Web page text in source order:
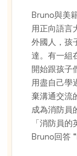
Bruno與美
用正向語言
外國人，孩
達。有一組
開始跟孩子
用盡自己學
棄溝通交流
成為消防員
「消防員
Bruno回答